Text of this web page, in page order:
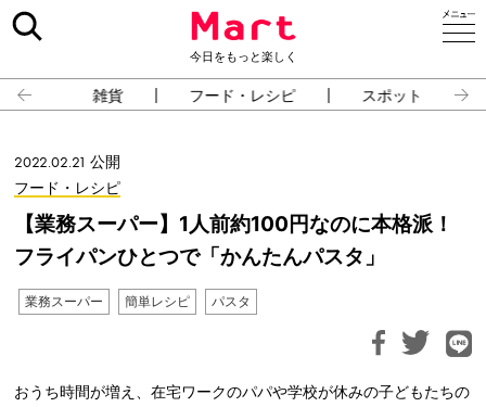
今日をもっと楽しく
雑貨 フード・レシピ スポット
2022.02.21 公開
フード・レシピ
【業務スーパー】1人前約100円なのに本格派！
フライパンひとつで「かんたんパスタ」
業務スーパー 簡単レシピ パスタ
おうち時間が増え、在宅ワークのパパや学校が休みの子どもたちの